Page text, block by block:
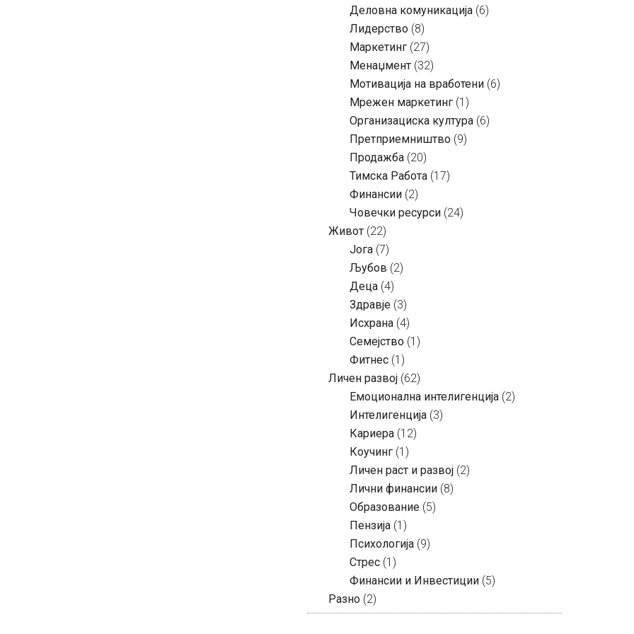
Деловна комуникација (6)
Лидерство (8)
Маркетинг (27)
Менаџмент (32)
Мотивација на вработени (6)
Мрежен маркетинг (1)
Организациска култура (6)
Претприемништво (9)
Продажба (20)
Тимска Работа (17)
Финансии (2)
Човечки ресурси (24)
Живот (22)
Јога (7)
Љубов (2)
Деца (4)
Здравје (3)
Исхрана (4)
Семејство (1)
Фитнес (1)
Личен развој (62)
Емоционална интелигенција (2)
Интелигенција (3)
Кариера (12)
Коучинг (1)
Личен раст и развој (2)
Лични финансии (8)
Образование (5)
Пензија (1)
Психологија (9)
Стрес (1)
Финансии и Инвестиции (5)
Разно (2)